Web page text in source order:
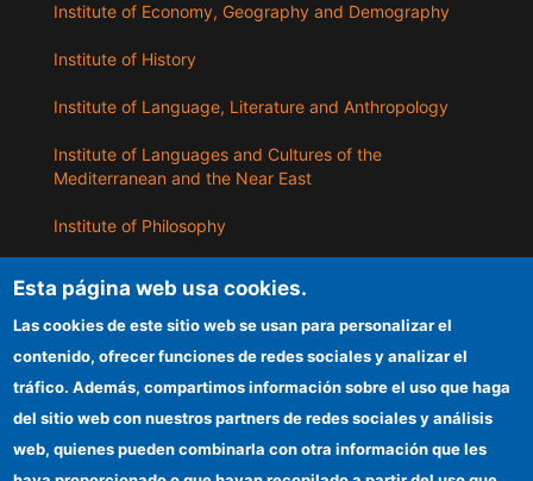
Institute of Economy, Geography and Demography
Institute of History
Institute of Language, Literature and Anthropology
Institute of Languages ​​and Cultures of the
Mediterranean and the Near East
Institute of Philosophy
ILLA
Information for providers
Esta página web usa cookies.
Las cookies de este sitio web se usan para personalizar el
contenido, ofrecer funciones de redes sociales y analizar el
tráfico. Además, compartimos información sobre el uso que haga
del sitio web con nuestros partners de redes sociales y análisis
web, quienes pueden combinarla con otra información que les